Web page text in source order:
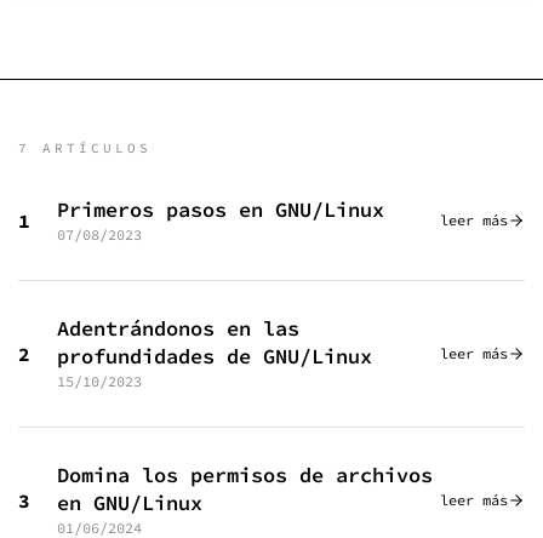
7 ARTÍCULOS
1 Primeros pasos en GNU/Linux
07/08/2023
leer más
2
Adentrándonos en las
profundidades de GNU/Linux
15/10/2023
leer más
3
Domina los permisos de archivos
en GNU/Linux
01/06/2024
leer más